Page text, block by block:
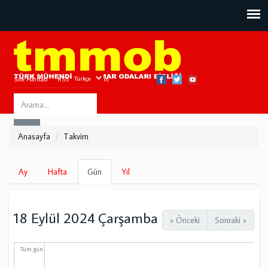
Site Haritası RSS Bize Ulaşın
Search
this
Anasayfa Takvim
Birincil
sekmeler
Ay Hafta Gün
sekme)
Yıl
« Önceki Sonraki »
18 Eylül 2024 Çarşamba
Tüm gün